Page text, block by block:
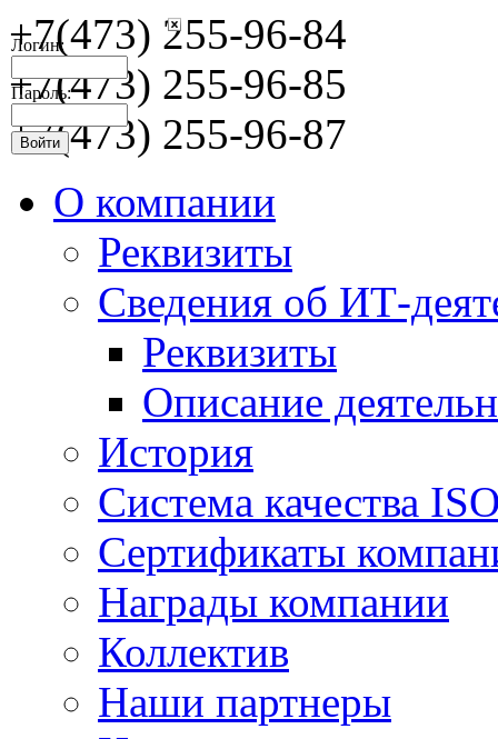
Логин:
Пароль:
+7(473) 255-96-84
+7(473) 255-96-85
+7(473) 255-96-87
О компании
Реквизиты
Сведения об ИТ-
Реквизиты
Описание
История
Система качества
Сертификаты
Награды компании
Коллектив
Наши партнеры